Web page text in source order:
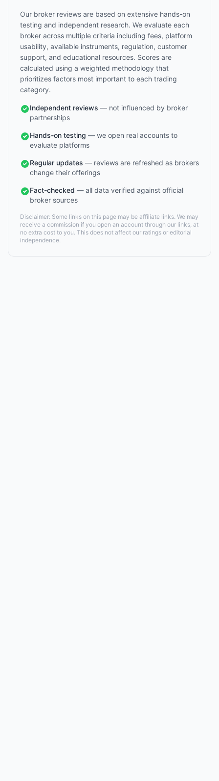
Our broker reviews are based on extensive hands-on
testing and independent research. We evaluate each
broker across multiple criteria including fees, platform
usability, available instruments, regulation, customer
support, and educational resources. Scores are
calculated using a weighted methodology that
prioritizes factors most important to each trading
category.
Independent reviews — not influenced by broker
partnerships
Hands-on testing — we open real accounts to
evaluate platforms
Regular updates — reviews are refreshed as brokers
change their offerings
Fact-checked — all data verified against official
broker sources
Disclaimer: Some links on this page may be affiliate links. We may
receive a commission if you open an account through our links, at
no extra cost to you. This does not affect our ratings or editorial
independence.